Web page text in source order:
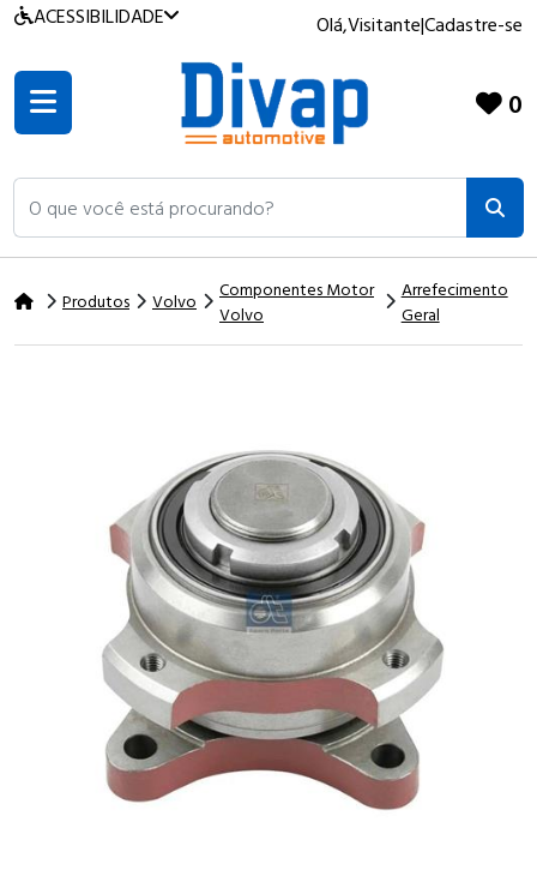
ACESSIBILIDADE Olá,Visitante|Cadastre-se
O que você está procurando?
0
Produtos Volvo
Componentes Motor
Volvo
Arrefecimento
Geral